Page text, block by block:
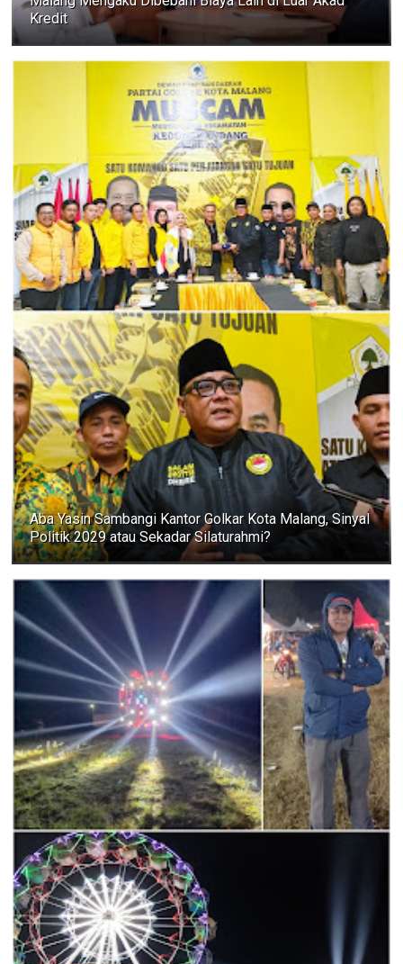
Kredit
Aba Yasin Sambangi Kantor Golkar Kota Malang, Sinyal
Politik 2029 atau Sekadar Silaturahmi?